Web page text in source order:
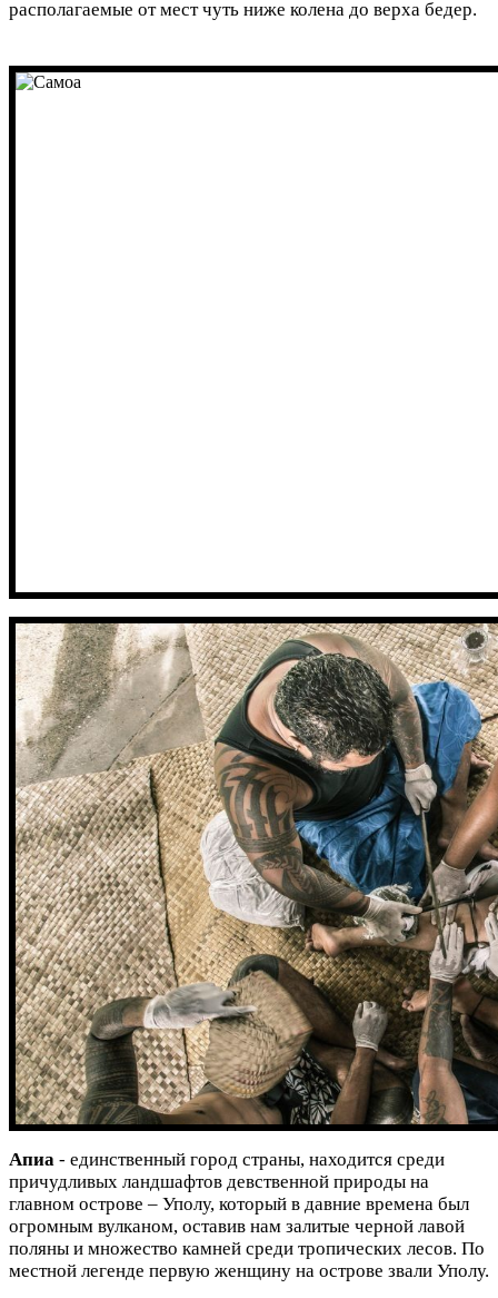
располагаемые от мест чуть ниже колена до верха бедер.
Апиа - единственный город страны, находится среди
причудливых ландшафтов девственной природы на
главном острове – Уполу, который в давние времена был
огромным вулканом, оставив нам залитые черной лавой
поляны и множество камней среди тропических лесов. По
местной легенде первую женщину на острове звали Уполу.